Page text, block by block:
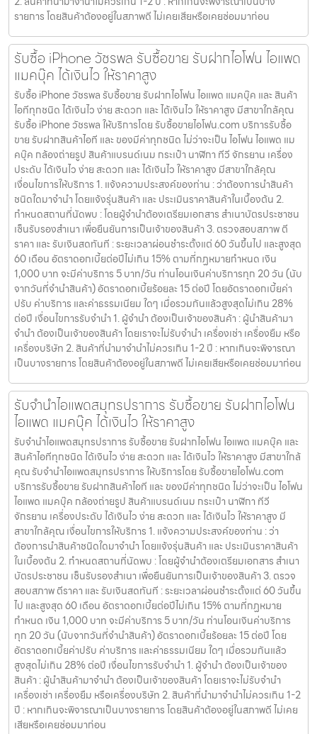
รายการ โดยสินค้าต้องอยู่ในสภาพดี ไม่เคยเสียหรือเคยซ่อมมาก่อน
รับซื้อ iPhone วัชรพล รับซื้อขาย รับฝากไอโฟน ไอแพด
แมคบุ๊ค ได้เงินไว ให้ราคาสูง
รับซื้อ iPhone วัชรพล รับซื้อขาย รับฝากไอโฟน ไอแพด แมคบุ๊ค และ สินค้า
ไอทีทุกชนิด ได้เงินไว ง่าย สะดวก และ ได้เงินไว ให้ราคาสูง มีสาขาใกล้คุณ
รับซื้อ iPhone วัชรพล ให้บริการโดย รับซื้อขายไอโฟน.com บริการรับซื้อ
ขาย รับฝากสินค้าไอที และ ของมีค่าทุกชนิด ไม่ว่าจะเป็น ไอโฟน ไอแพด แม
คบุ๊ค กล้องถ่ายรูป สินค้าแบรนด์เนม กระเป๋า นาฬิกา ทีวี จักรยาน เครื่อง
ประดับ ได้เงินไว ง่าย สะดวก และ ได้เงินไว ให้ราคาสูง มีสาขาใกล้คุณ
เงื่อนไขการให้บริการ 1. แจ้งความประสงค์ของท่าน : ว่าต้องการนำสินค้า
ชนิดใดมาจำนำ โดยแจ้งรุ่นสินค้า และ ประเมินราคาสินค้าในเบื้องต้น 2.
กำหนดสถานที่นัดพบ : โดยผู้จำนำต้องเตรียมเอกสาร สำเนาบัตรประชาชน
เซ็นรับรองสำเนา เพื่อยืนยันการเป็นเจ้าของสินค้า 3. ตรวจสอบสภาพ ตี
ราคา และ รับเงินสดทันที : ระยะเวลาผ่อนชำระตั้งแต่ 60 วันขึ้นไป และสูงสุด
60 เดือน อัตราดอกเบี้ยต่อปีไม่เกิน 15% ตามที่กฏหมายกำหนด เงิน
1,000 บาท จะมีค่าบริการ 5 บาท/วัน ท่านโอนเงินค่าบริการทุก 20 วัน (นับ
จากวันที่จำนำสินค้า) อัตราดอกเบี้ยร้อยละ 15 ต่อปี โดยอัตราดอกเบี้ยค่า
ปรับ ค่าบริการ และค่าธรรมเนียม ใดๆ เมื่อรวมกันแล้วสูงสุดไม่เกิน 28%
ต่อปี เงื่อนไขการรับจำนำ 1. ผู้จำนำ ต้องเป็นเจ้าของสินค้า : ผู้นำสินค้ามา
จำนำ ต้องเป็นเจ้าของสินค้า โดยเราจะไม่รับจำนำ เครื่องเช่า เครื่องยืม หรือ
เครื่องบริษัท 2. สินค้าที่นำมาจำนำไม่ควรเกิน 1-2 ปี : หากเกินจะพิจารณา
เป็นบางรายการ โดยสินค้าต้องอยู่ในสภาพดี ไม่เคยเสียหรือเคยซ่อมมาก่อน
รับจำนำไอแพดสมุทรปราการ รับซื้อขาย รับฝากไอโฟน
ไอแพด แมคบุ๊ค ได้เงินไว ให้ราคาสูง
รับจำนำไอแพดสมุทรปราการ รับซื้อขาย รับฝากไอโฟน ไอแพด แมคบุ๊ค และ
สินค้าไอทีทุกชนิด ได้เงินไว ง่าย สะดวก และ ได้เงินไว ให้ราคาสูง มีสาขาใกล้
คุณ รับจำนำไอแพดสมุทรปราการ ให้บริการโดย รับซื้อขายไอโฟน.com
บริการรับซื้อขาย รับฝากสินค้าไอที และ ของมีค่าทุกชนิด ไม่ว่าจะเป็น ไอโฟน
ไอแพด แมคบุ๊ค กล้องถ่ายรูป สินค้าแบรนด์เนม กระเป๋า นาฬิกา ทีวี
จักรยาน เครื่องประดับ ได้เงินไว ง่าย สะดวก และ ได้เงินไว ให้ราคาสูง มี
สาขาใกล้คุณ เงื่อนไขการให้บริการ 1. แจ้งความประสงค์ของท่าน : ว่า
ต้องการนำสินค้าชนิดใดมาจำนำ โดยแจ้งรุ่นสินค้า และ ประเมินราคาสินค้า
ในเบื้องต้น 2. กำหนดสถานที่นัดพบ : โดยผู้จำนำต้องเตรียมเอกสาร สำเนา
บัตรประชาชน เซ็นรับรองสำเนา เพื่อยืนยันการเป็นเจ้าของสินค้า 3. ตรวจ
สอบสภาพ ตีราคา และ รับเงินสดทันที : ระยะเวลาผ่อนชำระตั้งแต่ 60 วันขึ้น
ไป และสูงสุด 60 เดือน อัตราดอกเบี้ยต่อปีไม่เกิน 15% ตามที่กฏหมาย
กำหนด เงิน 1,000 บาท จะมีค่าบริการ 5 บาท/วัน ท่านโอนเงินค่าบริการ
ทุก 20 วัน (นับจากวันที่จำนำสินค้า) อัตราดอกเบี้ยร้อยละ 15 ต่อปี โดย
อัตราดอกเบี้ยค่าปรับ ค่าบริการ และค่าธรรมเนียม ใดๆ เมื่อรวมกันแล้ว
สูงสุดไม่เกิน 28% ต่อปี เงื่อนไขการรับจำนำ 1. ผู้จำนำ ต้องเป็นเจ้าของ
สินค้า : ผู้นำสินค้ามาจำนำ ต้องเป็นเจ้าของสินค้า โดยเราจะไม่รับจำนำ
เครื่องเช่า เครื่องยืม หรือเครื่องบริษัท 2. สินค้าที่นำมาจำนำไม่ควรเกิน 1-2
ปี : หากเกินจะพิจารณาเป็นบางรายการ โดยสินค้าต้องอยู่ในสภาพดี ไม่เคย
เสียหรือเคยซ่อมมาก่อน